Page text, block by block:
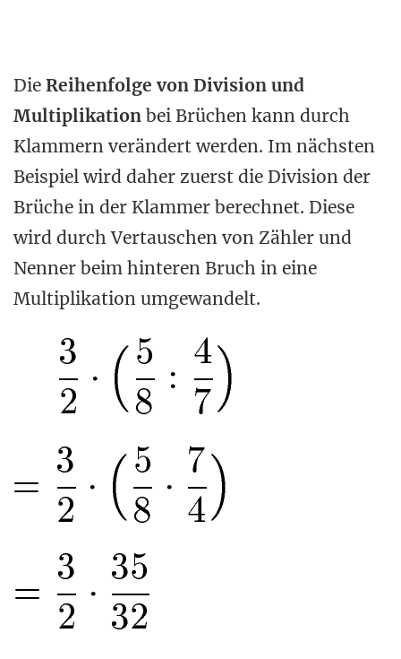
Die Reihenfolge von Division und
Multiplikation bei Brüchen kann durch
Klammern verändert werden. Im nächsten
Beispiel wird daher zuerst die Division der
Brüche in der Klammer berechnet. Diese
wird durch Vertauschen von Zähler und
Nenner beim hinteren Bruch in eine
Multiplikation umgewandelt.